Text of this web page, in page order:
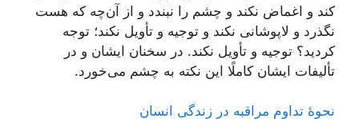
كند و اغماض نكند و چشم را نبندد و از آن‌چه كه هست
نگذرد و لاپوشانی نكند و توجیه و تأویل نكند؛ توجه
كردید؟ توجیه و تأویل نكند. در سخنان ایشان و در
تألیفات ایشان كاملًا این نكته به چشم می‌خورد.
نحوۀ تداوم مراقبه در زندگی انسان